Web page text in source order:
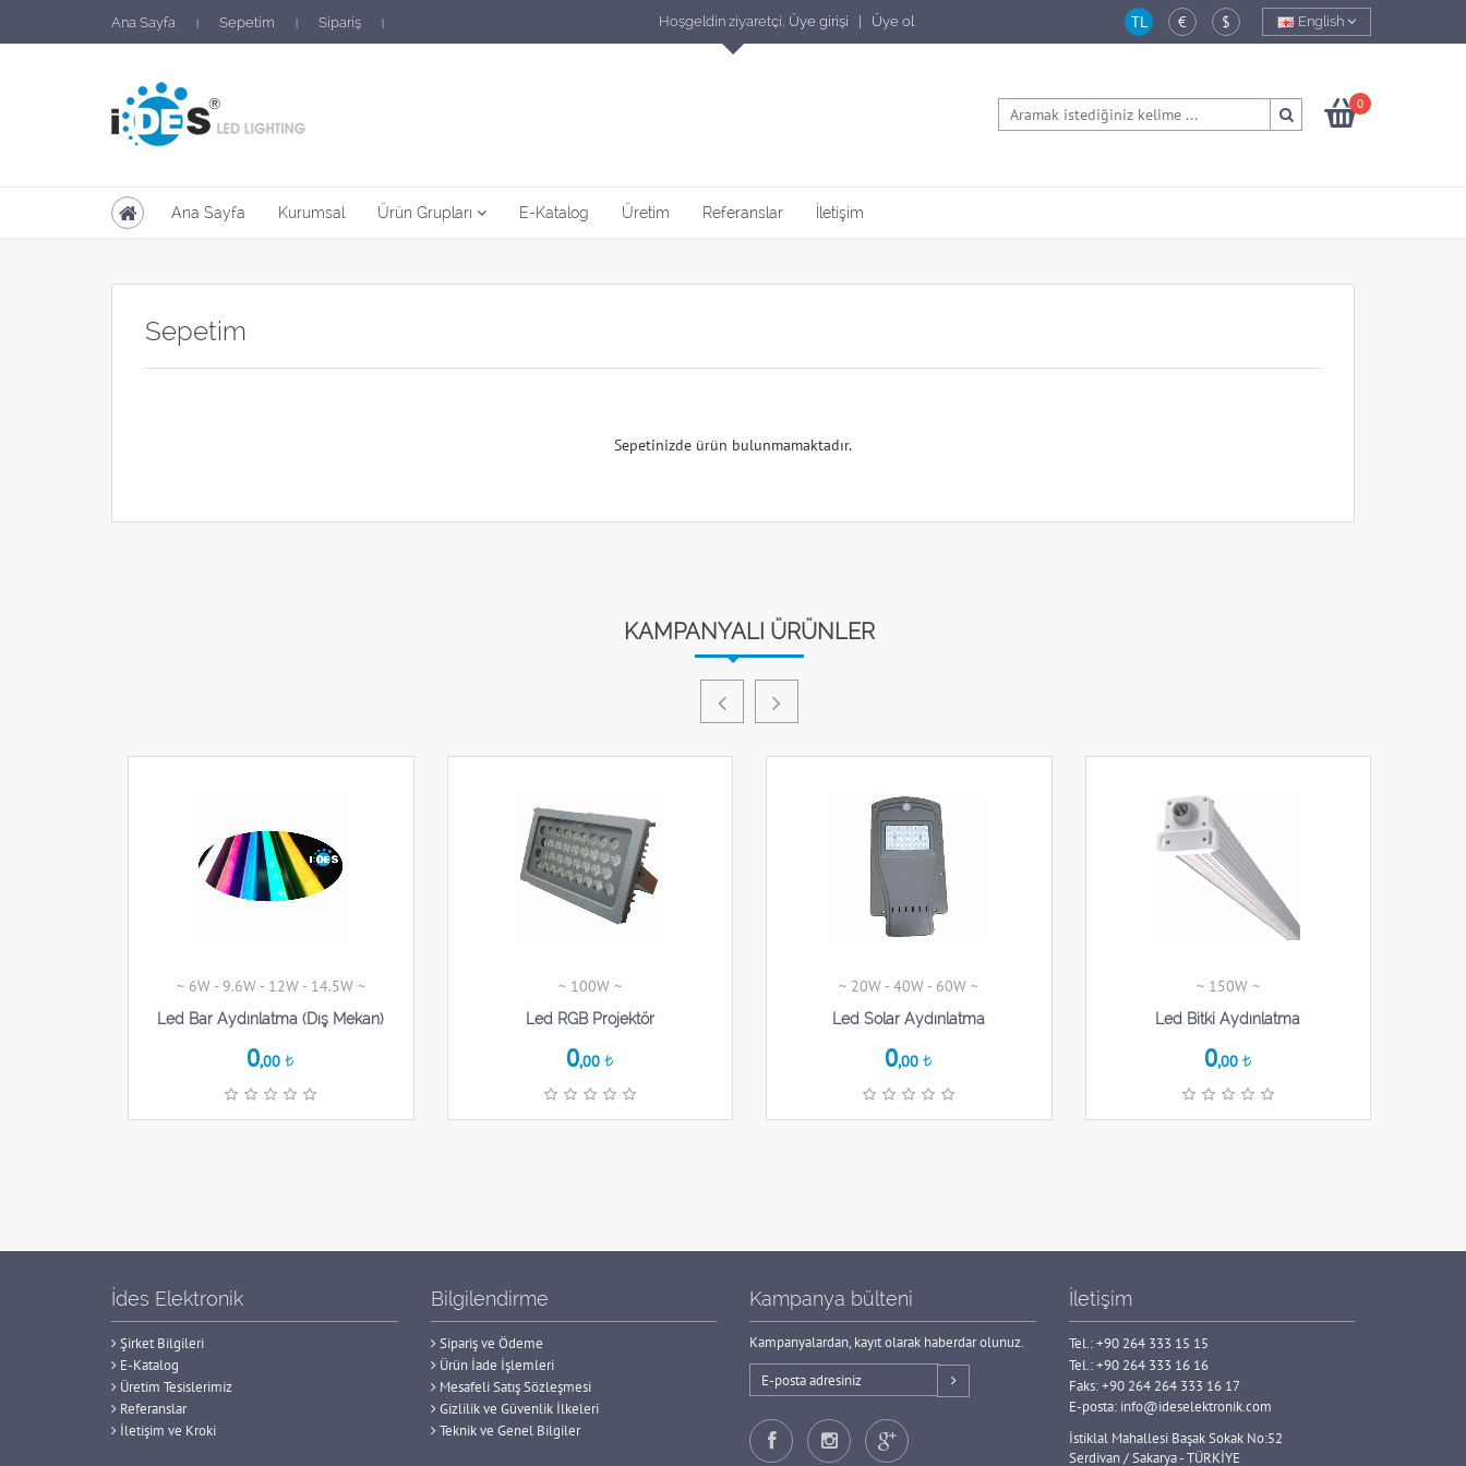
Ana Sayfa Sepetim Sipariş Hoşgeldin ziyaretçi, Üye girişi | Üye ol English
TL € $
0
Ana Sayfa Kurumsal Ürün Grupları E-Katalog Üretim Referanslar İletişim
Sepetim
Sepetinizde ürün bulunmamaktadır.
KAMPANYALI ÜRÜNLER
~ 6W - 9.6W - 12W - 14.5W ~
Led Bar Aydınlatma (Dış Mekan)
0,00
~ 100W ~
Led RGB Projektör
0,00
~ 20W - 40W - 60W ~
Led Solar Aydınlatma
0,00
~ 150W ~
Led Bitki Aydınlatma
0,00
İdes Elektronik
Şirket Bilgileri
E-Katalog
Üretim Tesislerimiz
Referanslar
İletişim ve Kroki
Bilgilendirme
Sipariş ve Ödeme
Ürün İade İşlemleri
Mesafeli Satış Sözleşmesi
Gizlilik ve Güvenlik İlkeleri
Teknik ve Genel Bilgiler
Kampanya bülteni
Kampanyalardan, kayıt olarak haberdar olunuz.
İletişim
Tel.:+90 264 333 15 15
Tel.:+90 264 333 16 16
Faks: +90 264 264 333 16 17
E-posta: info@ideselektronik.com
İstiklal Mahallesi Başak Sokak No:52
Serdivan / Sakarya - TÜRKİYE